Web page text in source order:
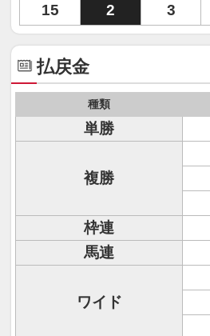
15
2 3
払戻金
種類
単勝
複勝
枠連
馬連
ワイド